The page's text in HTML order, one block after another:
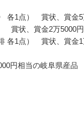
各1点） 賞状、賞金5
賞状、賞金2万5000円
各1点） 賞状、賞金1
円相当の岐阜県産品